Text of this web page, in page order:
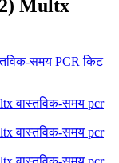
2) Multx